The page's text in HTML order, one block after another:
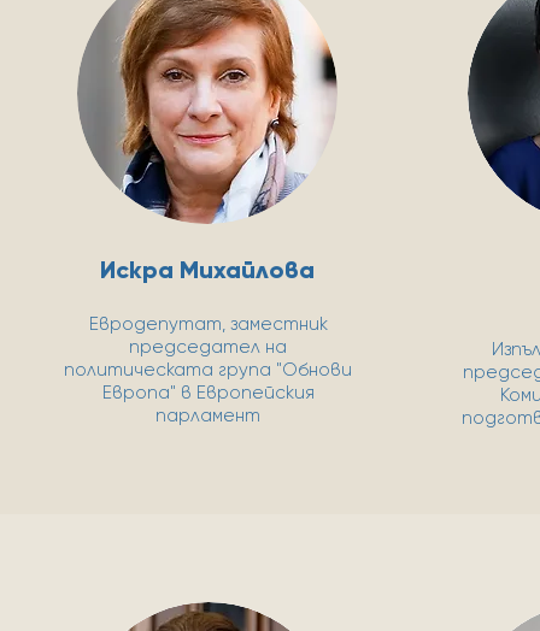
Искра Михайлова
Евродепутат, заместник
председател на
политическата група "Обнови
Европа" в Европейския
парламент